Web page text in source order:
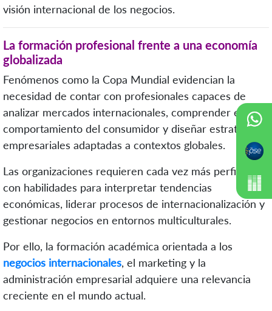
visión internacional de los negocios.
La formación profesional frente a una economía
globalizada
Fenómenos como la Copa Mundial evidencian la
necesidad de contar con profesionales capaces de
analizar mercados internacionales, comprender el
comportamiento del consumidor y diseñar estrategias
empresariales adaptadas a contextos globales.
Las organizaciones requieren cada vez más perfiles
con habilidades para interpretar tendencias
económicas, liderar procesos de internacionalización y
gestionar negocios en entornos multiculturales.
Por ello, la formación académica orientada a los
negocios internacionales, el marketing y la
administración empresarial adquiere una relevancia
creciente en el mundo actual.